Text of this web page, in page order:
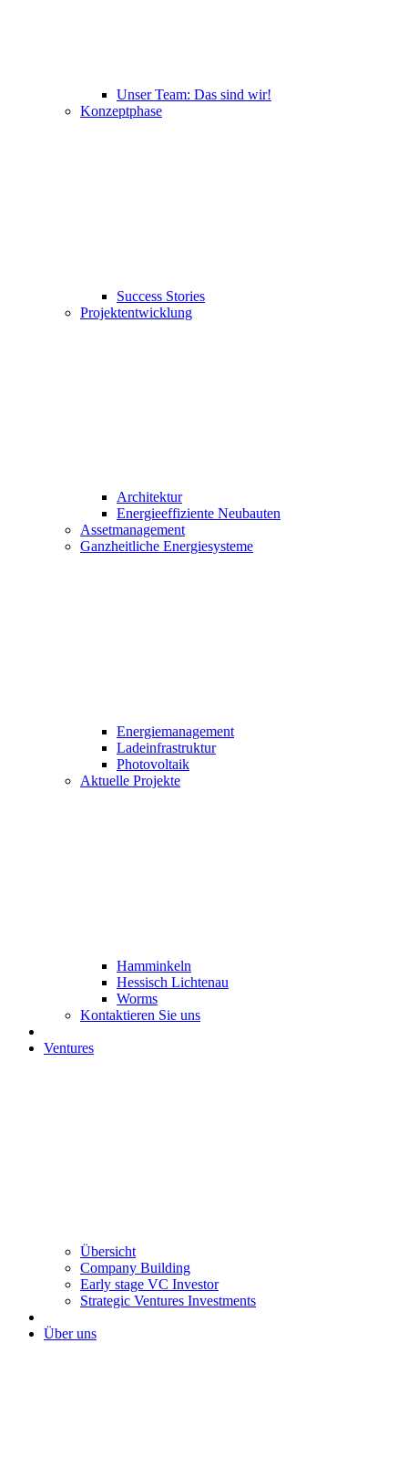
Unser Team: Das sind wir!
Konzeptphase
Success Stories
Projektentwicklung
Architektur
Energieeffiziente Neubauten
Assetmanagement
Ganzheitliche Energiesysteme
Energiemanagement
Ladeinfrastruktur
Photovoltaik
Aktuelle Projekte
Hamminkeln
Hessisch Lichtenau
Worms
Kontaktieren Sie uns
Ventures
Übersicht
Company Building
Early stage VC Investor
Strategic Ventures Investments
Über uns